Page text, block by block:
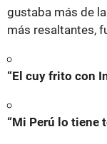
gustaba más de
más resaltantes,
“El cuy frito con
“Mi Perú lo tiene